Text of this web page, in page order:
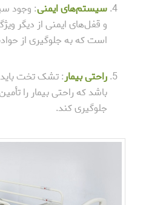
سیستم‌های ایمنی: وجود
و قفل‌های ایمنی از دیگر
است که به جلوگیری از
راحتی بیمار: تشک تخت باید
باشد که راحتی بیمار را
جلوگیری کند.